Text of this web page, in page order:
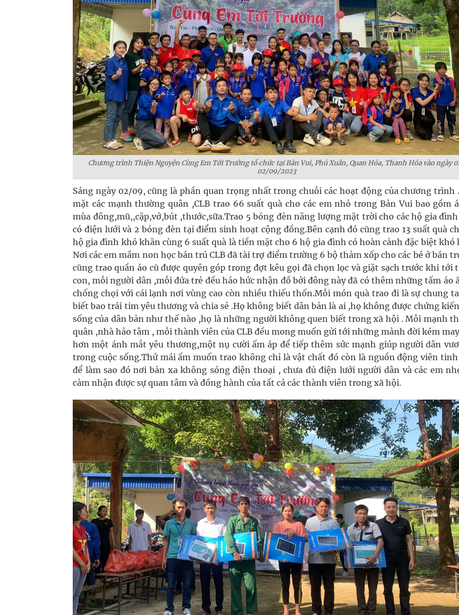
Chương trình Thiện Nguyện Cùng Em Tới Trường tổ chức tại Bản Vui, Phú Xuân, Quan Hóa, Thanh Hóa vào ngày
02/09/2023
Sáng ngày 02/09, cũng là phần quan trọng nhất trong chuỗi các hoạt động của chương trình
mặt các mạnh thường quân ,CLB trao 66 suất quà cho các em nhỏ trong Bản Vui bao gồm
mùa đông,mũ,,cặp,vở,bút ,thước,sữa.Trao 5 bóng đèn năng lượng mặt trời cho các hộ gia
có điện lưới và 2 bóng đèn tại điểm sinh hoạt cộng đồng.Bên cạnh đó cũng trao 13 suất quà
hộ gia đình khó khăn cùng 6 suất quà là tiền mặt cho 6 hộ gia đình có hoàn cảnh đặc biệt khó
Nơi các em mầm non học bán trú CLB đã tài trợ điểm trường 6 bộ thảm xốp cho các bé ở bán
cũng trao quần áo cũ được quyên góp trong đợt kêu gọi đã chọn lọc và giặt sạch trước khi tới
con, mỗi người dân ,mỗi đứa trẻ đều háo hức nhận đồ bởi đông này đã có thêm những tấm áo
chống chọi với cái lạnh nơi vùng cao còn nhiều thiếu thốn.Mỗi món quà trao đi là sự chung
biết bao trái tim yêu thương và chia sẻ .Họ không biết dân bản là ai ,họ không được chứng
sống của dân bản như thế nào ,họ là những người không quen biết trong xã hội . Mỗi mạnh
quân ,nhà hảo tâm , mỗi thành viên của CLB đều mong muốn gửi tới những mảnh đời kém
hơn một ánh mắt yêu thương,một nụ cười ấm áp để tiếp thêm sức mạnh giúp người dân
trong cuộc sống.Thứ mái ấm muốn trao không chỉ là vật chất đó còn là nguồn động viên
để làm sao đó nơi bản xa không sóng điện thoại , chưa đủ điện lưới người dân và các em
cảm nhận được sự quan tâm và đồng hành của tất cả các thành viên trong xã hội.